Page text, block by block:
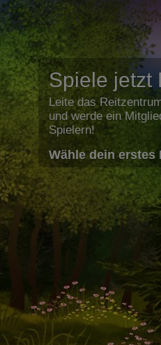
Spiele jetzt
Leite das
und werde ein
Spielern!
Wähle dein erstes